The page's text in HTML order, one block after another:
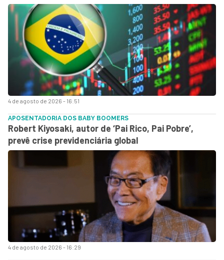
4 de agosto de 2026 - 16:51
4 de agosto de 2026 - 16:29
APOSENTADORIA DOS BABY BOOMERS
Robert Kiyosaki, autor de ‘Pai Rico, Pai Pobre’,
prevê crise previdenciária global